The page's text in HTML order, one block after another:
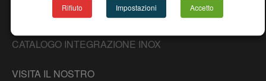
CATALOGO PRODOTTI
CATALOGO GENERALE
CATALOGO INTEGRAZIONE INOX
VISITA IL NOSTRO
Rifiuto Impostazioni Accetto